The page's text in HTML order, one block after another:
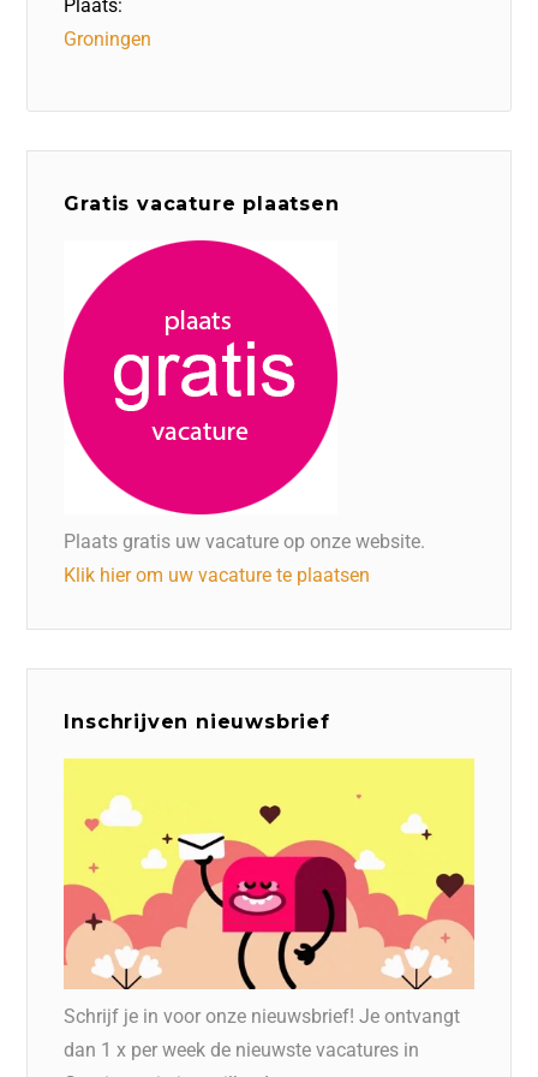
Plaats:
Groningen
Gratis vacature plaatsen
Plaats gratis uw vacature op onze website.
Klik hier om uw vacature te plaatsen
Inschrijven nieuwsbrief
Schrijf je in voor onze nieuwsbrief! Je ontvangt
dan 1 x per week de nieuwste vacatures in